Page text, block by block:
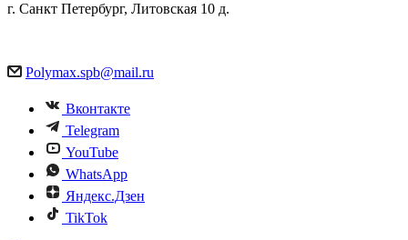
г. Санкт Петербург, Литовская 10 д.
Polymax.spb@mail.ru
Вконтакте
Telegram
YouTube
WhatsApp
Яндекс.Дзен
TikTok